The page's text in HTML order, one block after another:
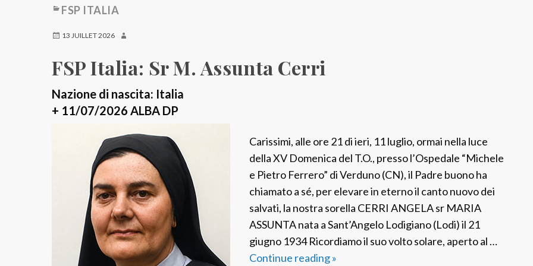
FSP ITALIA
13 JUILLET 2026
FSP Italia: Sr M. Assunta Cerri
Nazione di nascita: Italia
+ 11/07/2026 ALBA DP
Carissimi, alle ore 21 di ieri, 11 luglio, ormai nella luce
della XV Domenica del T.O., presso l’Ospedale “Michele
e Pietro Ferrero” di Verduno (CN), il Padre buono ha
chiamato a sé, per elevare in eterno il canto nuovo dei
salvati, la nostra sorella CERRI ANGELA sr MARIA
ASSUNTA nata a Sant’Angelo Lodigiano (Lodi) il 21
giugno 1934 Ricordiamo il suo volto solare, aperto al …
Continue readingF
»